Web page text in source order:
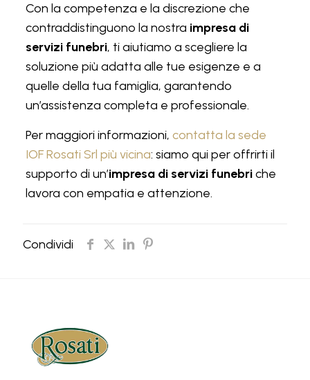
Con la competenza e la discrezione che
contraddistinguono la nostra impresa di
servizi funebri, ti aiutiamo a scegliere la
soluzione più adatta alle tue esigenze e a
quelle della tua famiglia, garantendo
un’assistenza completa e professionale.
Per maggiori informazioni, contatta la sede
IOF Rosati Srl più vicina: siamo qui per offrirti il
supporto di un’impresa di servizi funebriche
lavora con empatia e attenzione.
Condividi